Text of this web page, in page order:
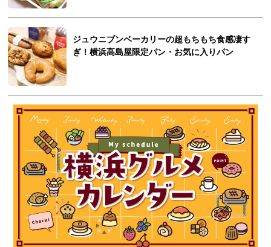
ジュウニブンベーカリーの超もちもち食感凄す
ぎ！横浜高島屋限定パン・お気に入りパン